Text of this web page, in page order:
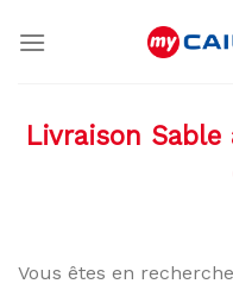
Livraison Sable
Vous êtes en